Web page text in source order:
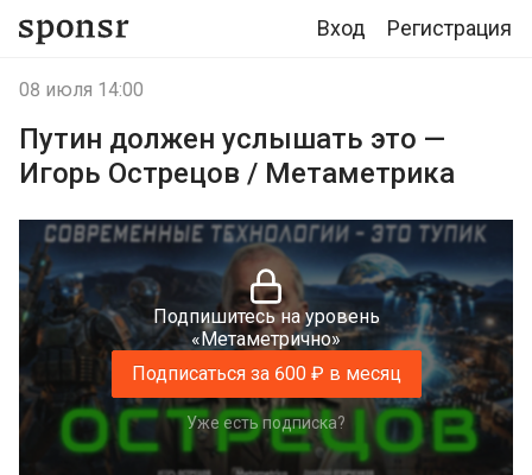
Вход Регистрация
08 июля 14:00
Путин должен услышать это —
Игорь Острецов / Метаметрика
Подпишитесь на уровень
«Метаметрично»
Подписаться за 600 ₽ в месяц
Уже есть подписка?